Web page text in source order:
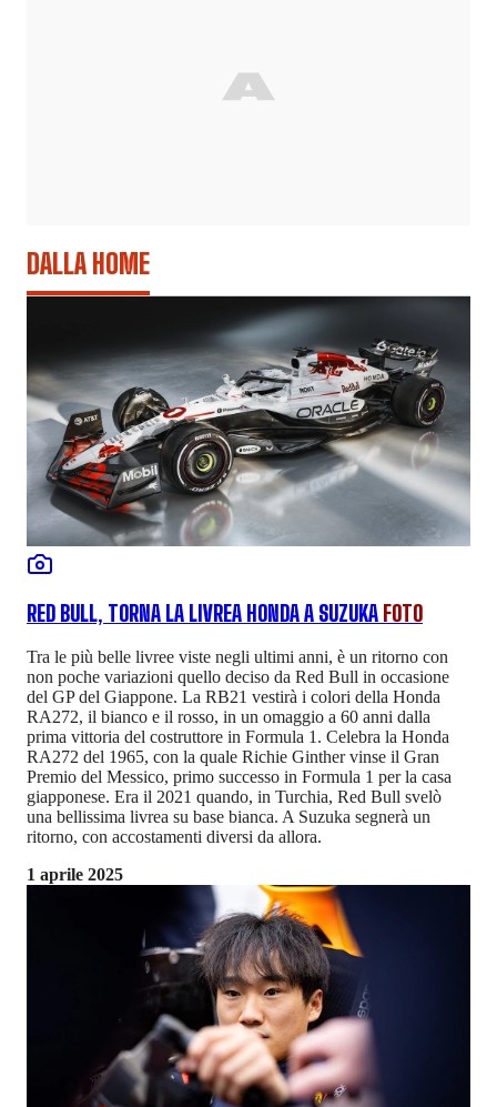
DALLA HOME
RED BULL, TORNA LA LIVREA HONDA A SUZUKA FOTO
Tra le più belle livree viste negli ultimi anni, è un ritorno con
non poche variazioni quello deciso da Red Bull in occasione
del GP del Giappone. La RB21 vestirà i colori della Honda
RA272, il bianco e il rosso, in un omaggio a 60 anni dalla
prima vittoria del costruttore in Formula 1. Celebra la Honda
RA272 del 1965, con la quale Richie Ginther vinse il Gran
Premio del Messico, primo successo in Formula 1 per la casa
giapponese. Era il 2021 quando, in Turchia, Red Bull svelò
una bellissima livrea su base bianca. A Suzuka segnerà un
ritorno, con accostamenti diversi da allora.
1 aprile 2025